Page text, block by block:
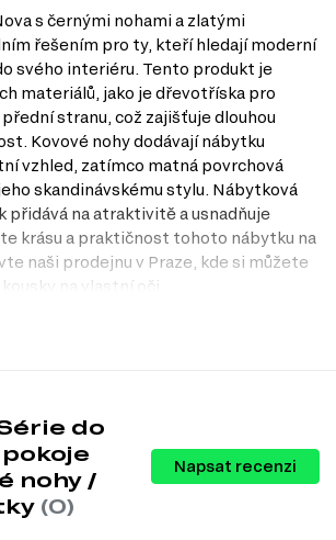
s černými nohami a zlatými
řešením pro ty, kteří hledají moderní
svého interiéru. Tento produkt je
materiálů, jako je dřevotříska pro
stranu, což zajišťuje dlouhou
Kovové nohy dodávají nábytku
vzhled, zatímco matná povrchová
skandinávskému stylu. Nábytková
přidává na atraktivitě a usnadňuje
krásu a praktičnost tohoto nábytku na
naši prodejnu v Praze, kde si můžete
na vlastní oči.
vlastnosti a výhody
produktu.
což přispívá k estetice nábytku.
se vyznačuje jednoduchostí a elegancí, což
doplňkem do moderních interiérů.
Matná povrchová úprava dodává nábytku
do
nohy /
(0)
Napsat recenzi